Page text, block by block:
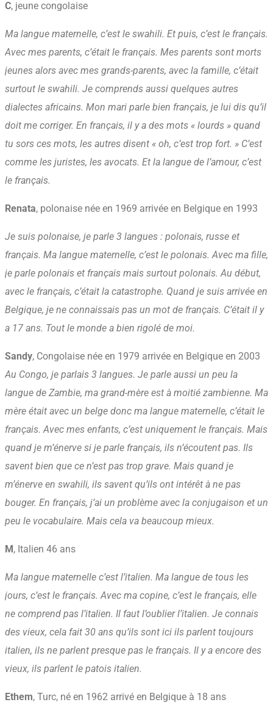
C, jeune congolaise
Ma langue maternelle, c’est le swahili. Et puis, c’est le français.
Avec mes parents, c’était le français. Mes parents sont morts
jeunes alors avec mes grands-parents, avec la famille, c’était
surtout le swahili. Je comprends aussi quelques autres
dialectes africains. Mon mari parle bien français, je lui dis qu’il
doit me corriger. En français, il y a des mots « lourds » quand
tu sors ces mots, les autres disent « oh, c’est trop fort. » C’est
comme les juristes, les avocats. Et la langue de l’amour, c’est
le français.
Renata, polonaise née en 1969 arrivée en Belgique en 1993
Je suis polonaise, je parle 3 langues : polonais, russe et
français. Ma langue maternelle, c’est le polonais. Avec ma fille,
je parle polonais et français mais surtout polonais. Au début,
avec le français, c’était la catastrophe. Quand je suis arrivée en
Belgique, je ne connaissais pas un mot de français. C’était il y
a 17 ans. Tout le monde a bien rigolé de moi.
Sandy, Congolaise née en 1979 arrivée en Belgique en 2003
Au Congo, je parlais 3 langues. Je parle aussi un peu la
langue de Zambie, ma grand-mère est à moitié zambienne. Ma
mère était avec un belge donc ma langue maternelle, c’était le
français. Avec mes enfants, c’est uniquement le français. Mais
quand je m’énerve si je parle français, ils n’écoutent pas. Ils
savent bien que ce n’est pas trop grave. Mais quand je
m’énerve en swahili, ils savent qu’ils ont intérêt à ne pas
bouger. En français, j’ai un problème avec la conjugaison et un
peu le vocabulaire. Mais cela va beaucoup mieux.
M, Italien 46 ans
Ma langue maternelle c’est l’italien. Ma langue de tous les
jours, c’est le français. Avec ma copine, c’est le français, elle
ne comprend pas l’italien. Il faut l’oublier l’italien. Je connais
des vieux, cela fait 30 ans qu’ils sont ici ils parlent toujours
italien, ils ne parlent presque pas le français. Il y a encore des
vieux, ils parlent le patois italien.
Ethem, Turc, né en 1962 arrivé en Belgique à 18 ans